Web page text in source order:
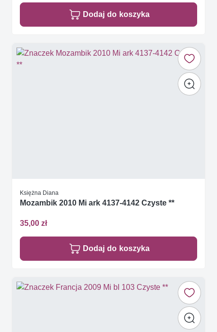
Dodaj do koszyka
Księżna Diana
Mozambik 2010 Mi ark 4137-4142 Czyste **
35,00 zł
Dodaj do koszyka